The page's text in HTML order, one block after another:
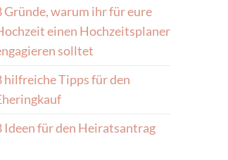
Gründe, warum ihr für eure
einen Hochzeitsplaner
solltet
hilfreiche Tipps für den
Ideen für den Heiratsantrag